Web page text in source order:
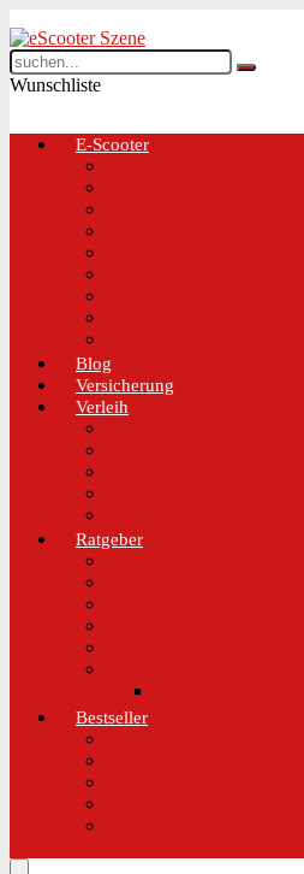
Wunschliste
E-Scooter
Blog
Versicherung
Verleih
Ratgeber
Bestseller